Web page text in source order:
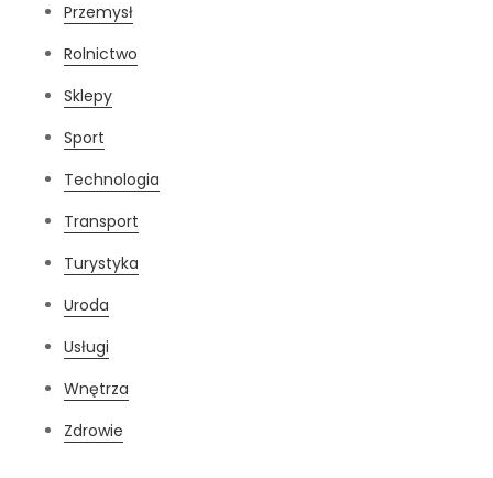
Przemysł
Rolnictwo
Sklepy
Sport
Technologia
Transport
Turystyka
Uroda
Usługi
Wnętrza
Zdrowie